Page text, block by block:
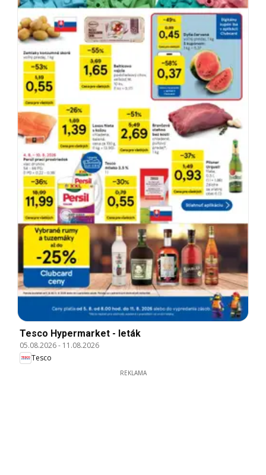
Tesco Hypermarket - leták
05.08.2026- 11.08.2026
Tesco
REKLAMA